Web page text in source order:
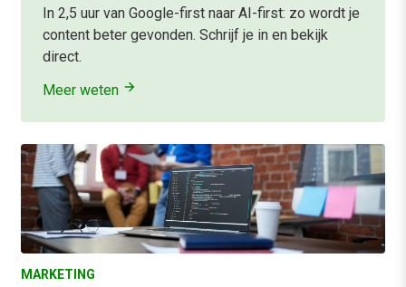
In 2,5 uur van Google-first naar AI-first: zo wordt je
content beter gevonden. Schrijf je in en bekijk
direct.
Meer weten
MARKETING